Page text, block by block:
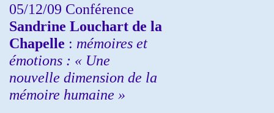
05/12/09 Conférence
Sandrine Louchart de la
Chapelle : mémoires et
émotions : « Une
nouvelle dimension de la
mémoire humaine »